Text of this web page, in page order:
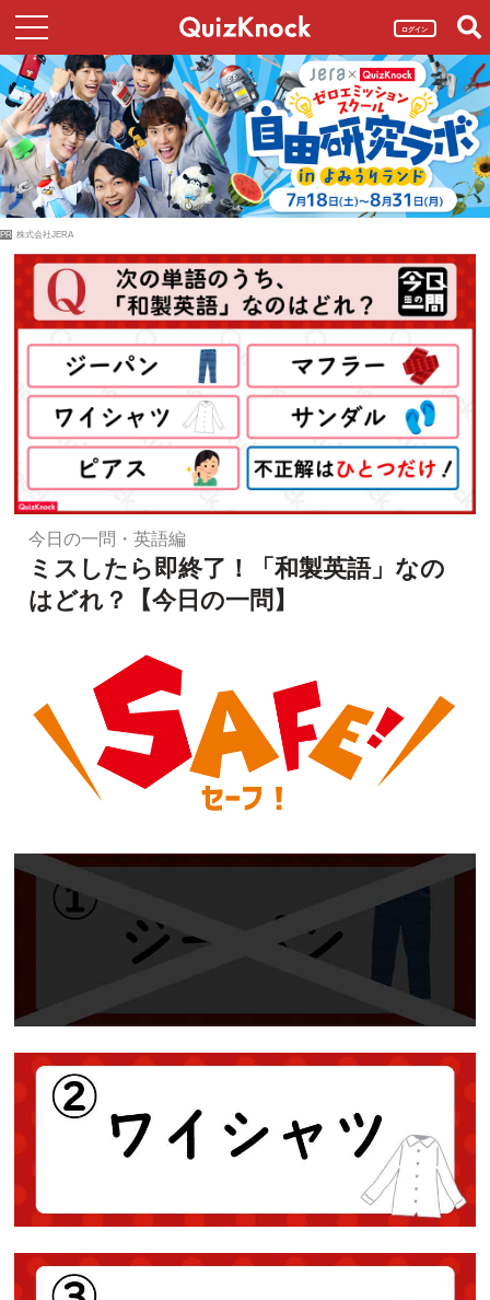
ログイン
PR 株式会社JERA
今日の一問・英語編
ミスしたら即終了！「和製英語」なの
はどれ？【今日の一問】